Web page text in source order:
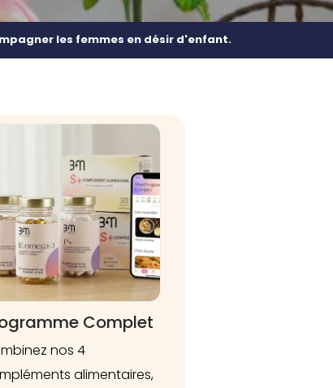
les femmes en désir d'enfant.
Complet
nos 4
alimentaires,